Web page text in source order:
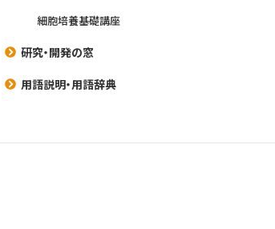
細胞培養基礎講座
研究・開発の窓
用語説明・用語辞典